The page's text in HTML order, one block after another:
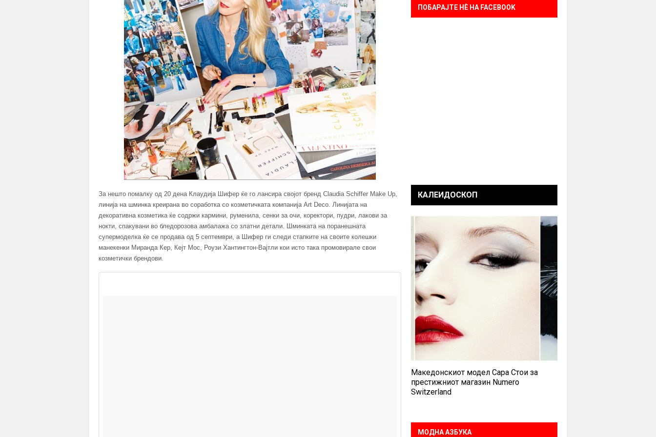
За нешто помалку од 20 дена Клаудија Шифер ќе го лансира својот бренд Claudia Schiffer Make Up,
линија на шминка креирана во соработка со козметичката компанија Art Deco. Линијата на
декоративна козметика ќе содржи кармини, руменила, сенки за очи, коректори, пудри, лакови за
нокти, спакувани во бледорозова амбалажа со златни детали. Шминката на поранешната
супермоделка ќе се продава од 5 септември, a Шифер ги следи стапките на своите колешки
манекенки Миранда Кер, Кејт Мос, Роузи Хантингтон-Вајтли кои исто така промовирале свои
козметички брендови.
ПОБАРАЈТЕ НÈ НА FACEBOOK
КАЛЕИДОСКОП
Македонскиот модел Сара Стои за
престижниот магазин Numero
Switzerland
МОДНА АЗБУКА